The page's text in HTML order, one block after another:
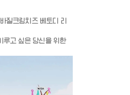
질크림치즈 베토디 리
루고 싶은 당신을 위한